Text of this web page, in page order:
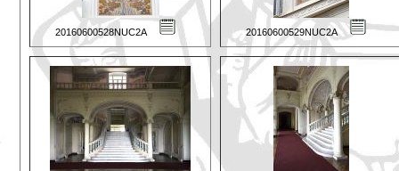
20160600528NUC2A 20160600529NUC2A